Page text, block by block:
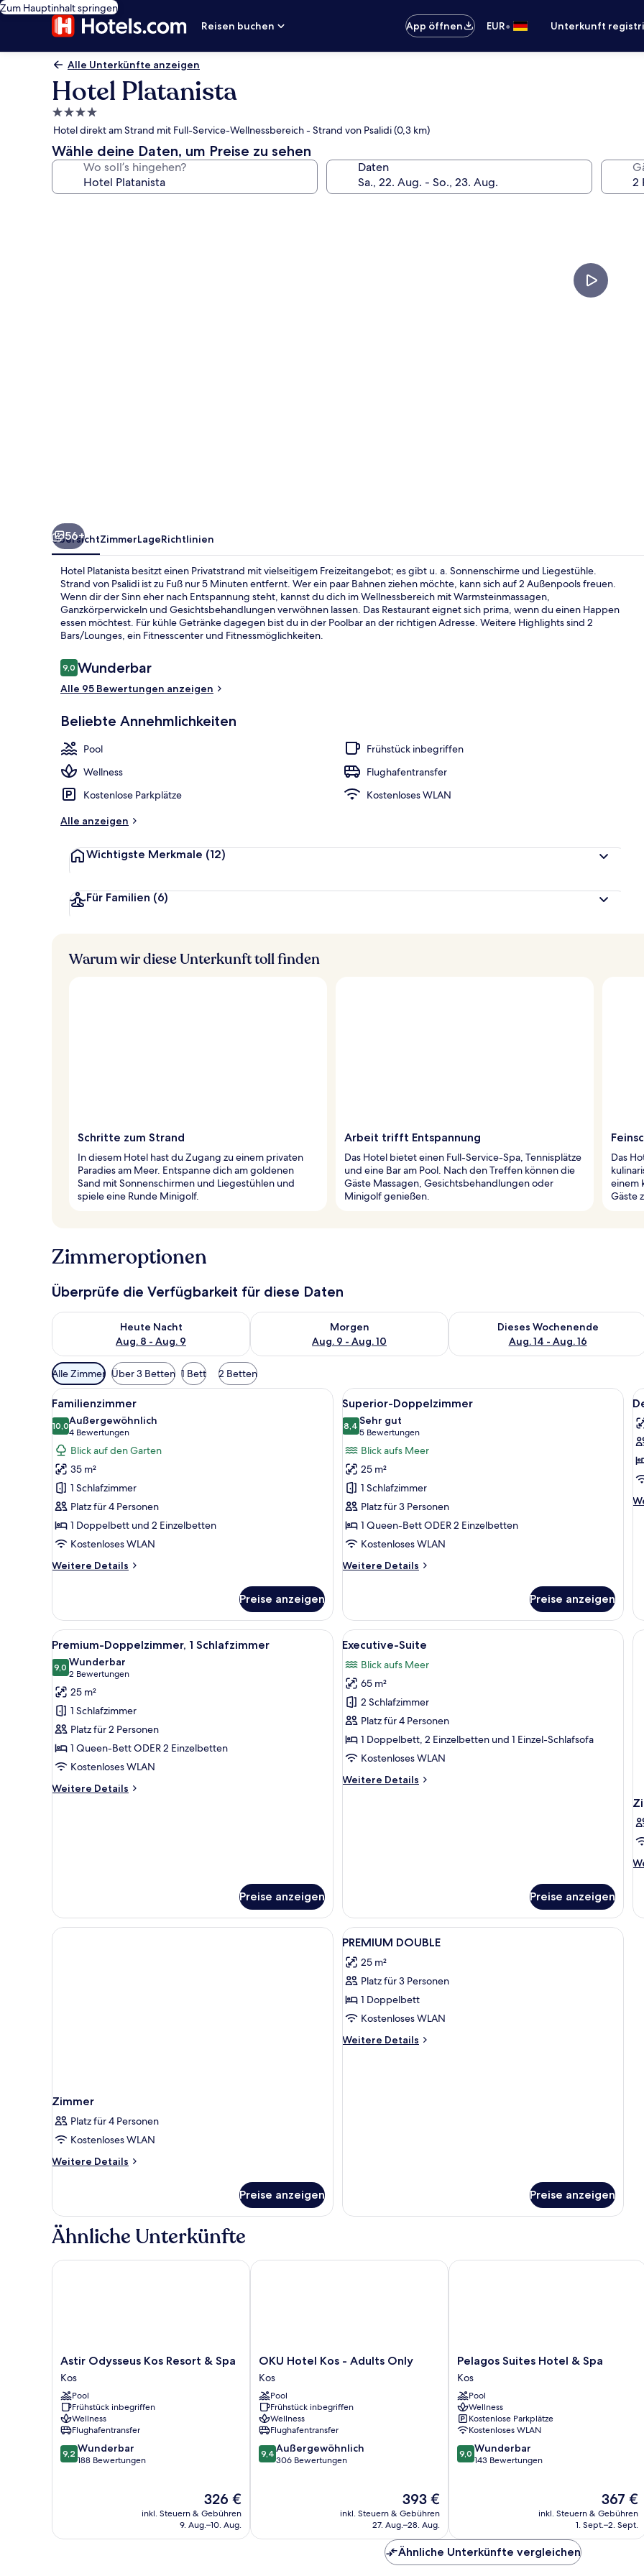
Zum Hauptinhalt springen
Reisen buchen
App öffnen EUR• Unterkunft
Alle Unterkünfte anzeigen
Hotel Platanista
4.0-
Sterne-
Unterkunft
Hotel direkt am Strand mit Full-Service-Wellnessbereich - Strand von Psalidi (0,3 km)
Wähle deine Daten, um Preise zu sehen
Wo soll’s hingehen? Daten
Außenbereich
56+
ÜbersichtZimmerLageRichtlinien
Hotel Platanista besitzt einen Privatstrand mit vielseitigem Freizeitangebot; es gibt u. a. Sonnenschirme und Liegestühle.
Strand von Psalidi ist zu Fuß nur 5 Minuten entfernt. Wer ein paar Bahnen ziehen möchte, kann sich auf 2 Außenpools freuen.
Wenn dir der Sinn eher nach Entspannung steht, kannst du dich im Wellnessbereich mit Warmsteinmassagen,
Ganzkörperwickeln und Gesichtsbehandlungen verwöhnen lassen. Das Restaurant eignet sich prima, wenn du einen Happen
essen möchtest. Für kühle Getränke dagegen bist du in der Poolbar an der richtigen Adresse. Weitere Highlights sind 2
Bars/Lounges, ein Fitnesscenter und Fitnessmöglichkeiten.
Bewertungen
9,09,0 von 10.
Wunderbar
Alle 95 Bewertungen anzeigen
Beliebte Annehmlichkeiten
Pool
Frühstück inbegriffen
Wellness
Flughafentransfer
Kostenlose Parkplätze
Kostenloses WLAN
Alle anzeigen
Wichtigste Merkmale (12)
Für Familien (6)
Warum wir diese Unterkunft toll finden
Schritte zum Strand
In diesem Hotel hast du Zugang zu einem privaten
Paradies am Meer. Entspanne dich am goldenen
Sand mit Sonnenschirmen und Liegestühlen und
spiele eine Runde Minigolf.
Arbeit trifft Entspannung
Das Hotel bietet einen Full-Service-Spa, Tennisplätze
und eine Bar am Pool. Nach den Treffen können die
Gäste Massagen, Gesichtsbehandlungen oder
Minigolf genießen.
Das
einem
Gäste
Zimmeroptionen
Überprüfe die Verfügbarkeit für diese Daten
Heute Nacht
Aug. 8 - Aug. 9
Überprüfe die Verfügbarkeit für heute Nacht, Aug. 8 - Aug. 9.
Morgen
Aug. 9 - Aug. 10
Überprüfe die Verfügbarkeit für morgen, Aug. 9 - Aug. 10.
Dieses Wochenende
Aug. 14 - Aug. 16
Überprüfe die Verfügbarkeit für
Verfügbare
Filter
für
Zimmer
Alle Zimmer Über 3 Betten 1 Bett 2 Betten
Alle
Fotos
für
Familienzimmer
anzeigen
Ein Hotelzimmer mit zwei Sofas, einem Couchtisch, einem Bett und Blick auf einen Garten durch eine
6
Familienzimmer
10,010,0 von 10
Außergewöhnlich
4 Bewertungen
(4
Bewertungen)
Blick auf den Garten
35 m²
1 Schlafzimmer
Platz für 4 Personen
1 Doppelbett und 2 Einzelbetten
Kostenloses WLAN
Weitere Details
Weitere
Preise anzeigen
Alle
Fotos
für
Superior-
Doppelzimmer
anzeigen
Ein modernes Hotelzimmer mit
3
Superior-Doppelzimmer
8,48,4 von 10
Sehr gut
5 Bewertungen
(5
Bewertungen)
Blick aufs Meer
25 m²
1 Schlafzimmer
Platz für 3 Personen
1 Queen-Bett ODER 2 Einzelbetten
Kostenloses WLAN
Weitere Details
Weitere
Doppelzimmer
Preise anzeigen
Alle
Fotos
für
Premium-
Doppelzimmer,
Schlafzimmer
anzeigen
Ein Hotelzimmer mit Bett, Schreibtisch, Fernseher und Balkon mit Sitzgelegenheit.
4
Premium-Doppelzimmer, 1 Schlafzimmer
9,09,0 von 10
Wunderbar
2 Bewertungen
(2
Bewertungen)
25 m²
1 Schlafzimmer
Platz für 2 Personen
1 Queen-Bett ODER 2 Einzelbetten
Kostenloses WLAN
Weitere Details
Weitere
Preise anzeigen
Alle
Fotos
für
Executive-
Suite
anzeigen
Ein modernes Wohnzimmer mit
4
Executive-Suite
Blick aufs Meer
65 m²
2 Schlafzimmer
Platz für 4 Personen
1 Doppelbett, 2 Einzelbetten und 1 Einzel-Schlafsofa
Kostenloses WLAN
Weitere Details
Weitere
Preise anzeigen
Zimmer
Platz für 4 Personen
Kostenloses WLAN
Weitere Details
Weitere
Preise anzeigen
Alle
Fotos
für
PREMIUM
DOUBLE
anzeigen
Zimmersafe,
3
PREMIUM DOUBLE
25 m²
Platz für 3 Personen
1 Doppelbett
Kostenloses WLAN
Weitere Details
Weitere
Preise anzeigen
Ähnliche Unterkünfte
Astir
Odysseus
Kos
Resort
&
Spa
Kos
Astir Odysseus Kos Resort & Spa
Kos
Pool
Frühstück inbegriffen
Wellness
Flughafentransfer
9.2
von
9,2 Wunderbar
188 Bewertungen
Der
Preis
beträgt
326 €
inkl. Steuern & Gebühren
9. Aug.–10. Aug.
Astir Odysseus Kos Resort & Spa
OKU
Hotel
Kos
-
Adults
Only
Kos
OKU Hotel Kos - Adults Only
Kos
Pool
Frühstück inbegriffen
Wellness
Flughafentransfer
9.4
von
9,4 Außergewöhnlich
306 Bewertungen
Der
Preis
beträgt
393 €
inkl. Steuern & Gebühren
27. Aug.–28. Aug.
OKU Hotel Kos - Adults Only
Pelagos
Suites
Hotel
&
Spa
Kos
Pelagos Suites Hotel & Spa
Kos
Pool
Wellness
Kostenlose Parkplätze
Kostenloses WLAN
9.0
von
9,0 Wunderbar
143 Bewertungen
Der
Preis
beträgt
367 €
inkl. Steuern & Gebühren
1. Sept.–2. Sept.
Pelagos Suites Hotel & Spa
Ähnliche Unterkünfte vergleichen